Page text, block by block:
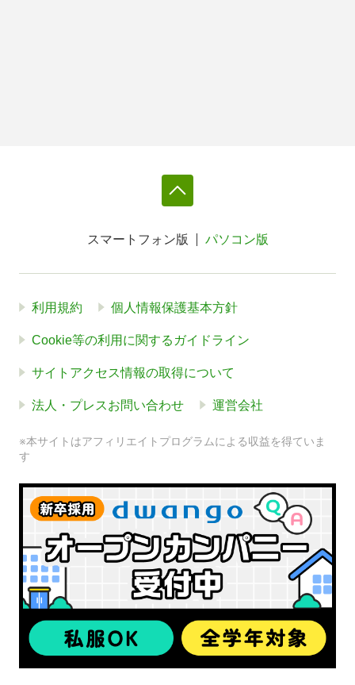
スマートフォン版 パソコン版
利用規約 個人情報保護基本方針
Cookie等の利用に関するガイドライン
サイトアクセス情報の取得について
法人・プレスお問い合わせ 運営会社
※本サイトはアフィリエイトプログラムによる収益を得ていま
す